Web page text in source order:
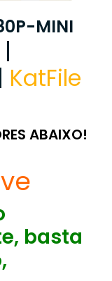
MINI
|
| KatFile
ABAIXO!
basta